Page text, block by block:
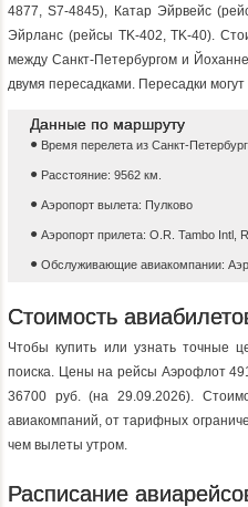
4877, S7-4845), Катар Эйрвейс
Эйрланс (рейсы TK-402, TK-40).
между Санкт-Петербургом и
двумя пересадками. Пересадки
Данные по маршруту
Время перелета из Санкт-
Расстояние: 9562 км.
Аэропорт вылета: Пулково
Аэропорт прилета: O.R. Tambo Intl,
Обслуживающие авиакомпании:
Стоимость
Чтобы купить или узнать точные
поиска. Цены на рейсы Аэрофлот
36700 руб. (на 29.09.2026).
авиакомпаний, от тарифных
чем вылеты утром.
Расписание